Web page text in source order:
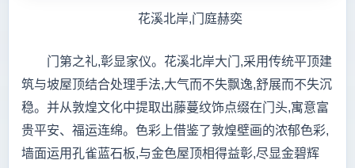
花溪北岸,门庭赫奕
门第之礼,彰显家仪。花溪北岸大门,采用传统平顶建
筑与坡屋顶结合处理手法,大气而不失飘逸,舒展而不失沉
稳。并从敦煌文化中提取出藤蔓纹饰点缀在门头,寓意富
贵平安、福运连绵。色彩上借鉴了敦煌壁画的浓郁色彩,
墙面运用孔雀蓝石板,与金色屋顶相得益彰,尽显金碧辉